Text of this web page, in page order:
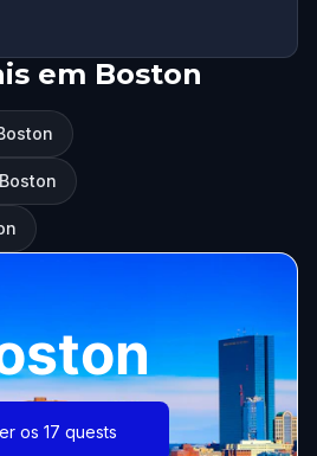
em Boston
os 17 quests